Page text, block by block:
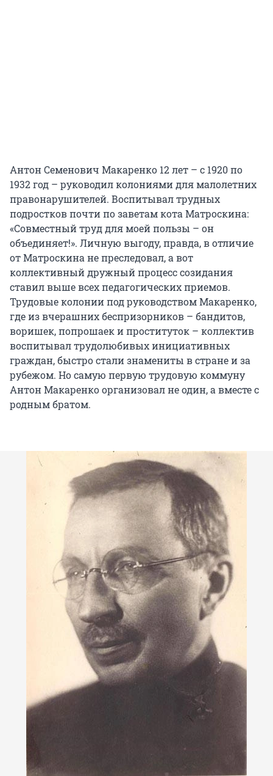
Антон Семенович Макаренко 12 лет – с 1920 по
1932 год – руководил колониями для малолетних
правонарушителей. Воспитывал трудных
подростков почти по заветам кота Матроскина:
«Совместный труд для моей пользы – он
объединяет!». Личную выгоду, правда, в отличие
от Матроскина не преследовал, а вот
коллективный дружный процесс созидания
ставил выше всех педагогических приемов.
Трудовые колонии под руководством Макаренко,
где из вчерашних беспризорников – бандитов,
воришек, попрошаек и проституток – коллектив
воспитывал трудолюбивых инициативных
граждан, быстро стали знамениты в стране и за
рубежом. Но самую первую трудовую коммуну
Антон Макаренко организовал не один, а вместе с
родным братом.